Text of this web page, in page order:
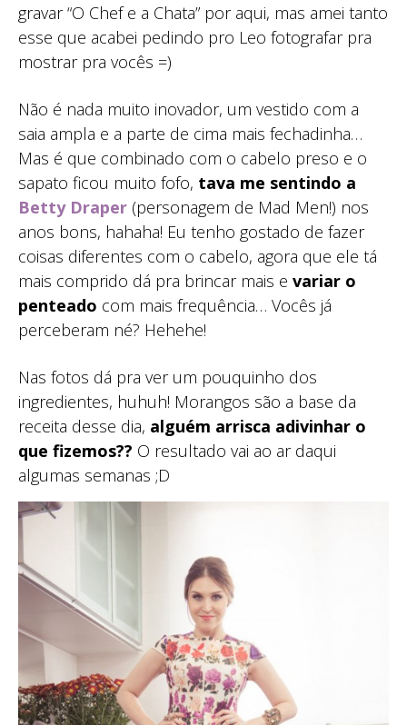
gravar “O Chef e a Chata” por aqui, mas amei tanto
esse que acabei pedindo pro Leo fotografar pra
mostrar pra vocês =)
Não é nada muito inovador, um vestido com a
saia ampla e a parte de cima mais fechadinha…
Mas é que combinado com o cabelo preso e o
sapato ficou muito fofo, tava me sentindo a
Betty Draper (personagem de Mad Men!) nos
anos bons, hahaha! Eu tenho gostado de fazer
coisas diferentes com o cabelo, agora que ele tá
mais comprido dá pra brincar mais e variar o
penteado com mais frequência… Vocês já
perceberam né? Hehehe!
Nas fotos dá pra ver um pouquinho dos
ingredientes, huhuh! Morangos são a base da
receita desse dia, alguém arrisca adivinhar o
que fizemos?? O resultado vai ao ar daqui
algumas semanas ;D